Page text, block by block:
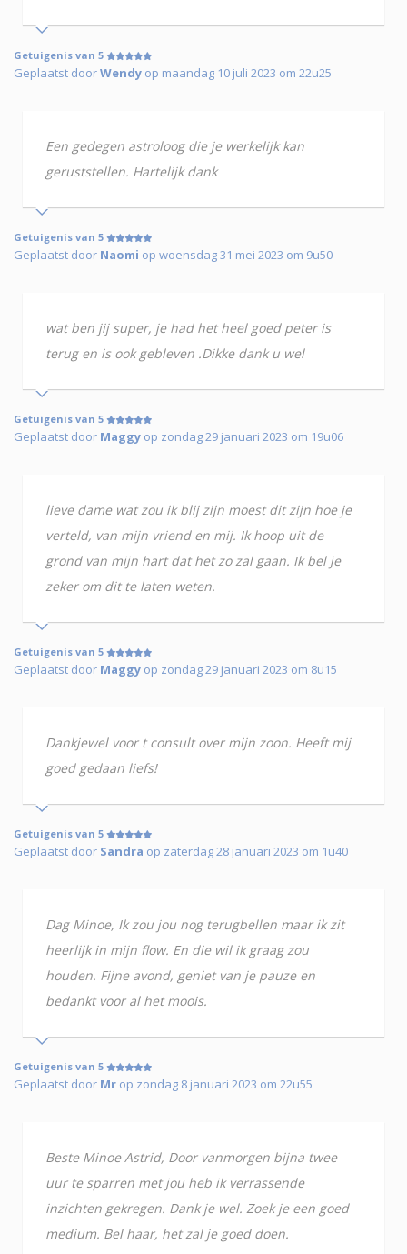
Getuigenis van 5
Geplaatst doorWendy op maandag 10 juli 2023 om 22u25
Een gedegen astroloog die je werkelijk kan
geruststellen. Hartelijk dank
Getuigenis van 5
Geplaatst door Naomi op woensdag 31 mei 2023 om 9u50
wat ben jij super, je had het heel goed peter is
terug en is ook gebleven .Dikke dank u wel
Getuigenis van 5
Geplaatst door Maggy op zondag 29 januari 2023 om 19u06
lieve dame wat zou ik blij zijn moest dit zijn hoe je
verteld, van mijn vriend en mij. Ik hoop uit de
grond van mijn hart dat het zo zal gaan. Ik bel je
zeker om dit te laten weten.
Getuigenis van 5
Geplaatst door Maggy op zondag 29 januari 2023 om 8u15
Dankjewel voor t consult over mijn zoon. Heeft mij
goed gedaan liefs!
Getuigenis van 5
Geplaatst door Sandra op zaterdag 28 januari 2023 om 1u40
Dag Minoe, Ik zou jou nog terugbellen maar ik zit
heerlijk in mijn flow. En die wil ik graag zou
houden. Fijne avond, geniet van je pauze en
bedankt voor al het moois.
Getuigenis van 5
Geplaatst door Mr op zondag 8 januari 2023 om 22u55
Beste Minoe Astrid, Door vanmorgen bijna twee
uur te sparren met jou heb ik verrassende
inzichten gekregen. Dank je wel. Zoek je een goed
medium. Bel haar, het zal je goed doen.